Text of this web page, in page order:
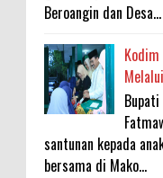
Beroangin dan Desa...
santunan kepada
bersama di Mako...